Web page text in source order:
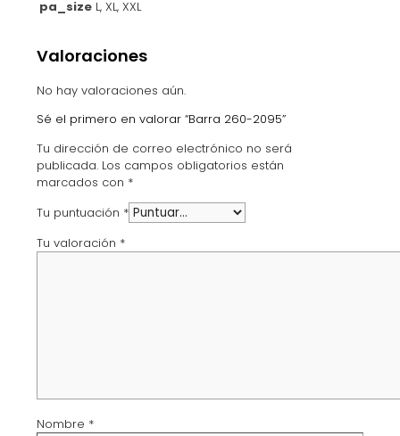
pa_size L, XL, XXL
Valoraciones
No hay valoraciones aún.
Sé el primero en valorar “Barra 260-2095”
Tu dirección de correo electrónico no será
publicada. Los campos obligatorios están
marcados con *
Tu puntuación *
Tu valoración *
Nombre *